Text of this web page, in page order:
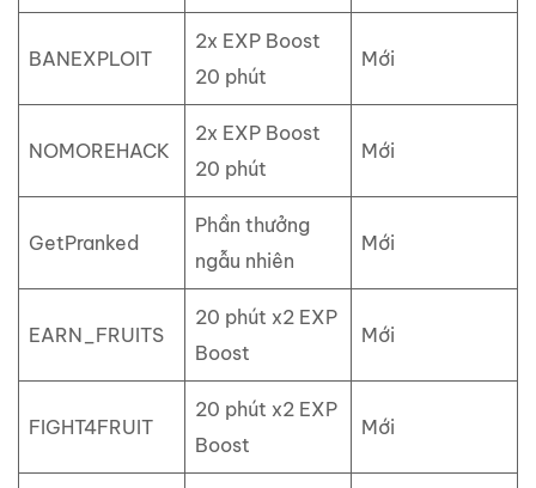
BANEXPLOIT
2x EXP Boost
20 phút
Mới
NOMOREHACK
2x EXP Boost
20 phút
Mới
GetPranked
Phần thưởng
ngẫu nhiên
Mới
EARN_FRUITS
20 phút x2 EXP
Boost
Mới
FIGHT4FRUIT
20 phút x2 EXP
Boost
Mới